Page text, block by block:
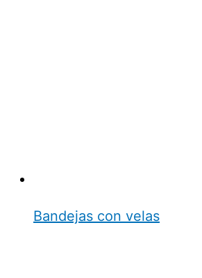
Bandejas con velas